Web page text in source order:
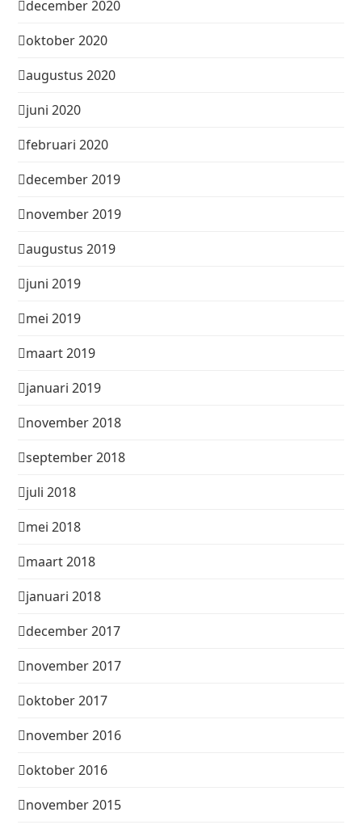
december 2020
oktober 2020
augustus 2020
juni 2020
februari 2020
december 2019
november 2019
augustus 2019
juni 2019
mei 2019
maart 2019
januari 2019
november 2018
september 2018
juli 2018
mei 2018
maart 2018
januari 2018
december 2017
november 2017
oktober 2017
november 2016
oktober 2016
november 2015